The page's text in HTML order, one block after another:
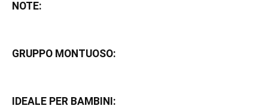
NOTE:
GRUPPO MONTUOSO:
IDEALE PER BAMBINI: